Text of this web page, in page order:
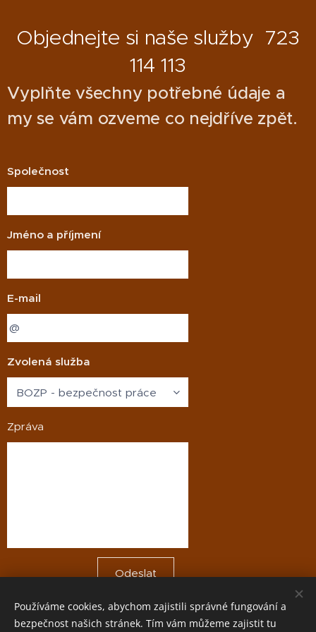
zastřeného
zprostředkováníchemikáliemi.
typů
každý je
vhodný
nářadí,
tlakových
nádob,
plynových
hasicích
stále se
pravidelné
přestože
Objednejte si naše služby 723
114 113
Vyplňte všechny potřebné údaje a
my se vám ozveme co nejdříve zpět.
Společnost
Jméno a příjmení
E-mail
Zvolená služba
Zpráva
Odeslat
Používáme cookies, abychom zajistili správné fungování a
bezpečnost našich stránek. Tím vám můžeme zajistit tu